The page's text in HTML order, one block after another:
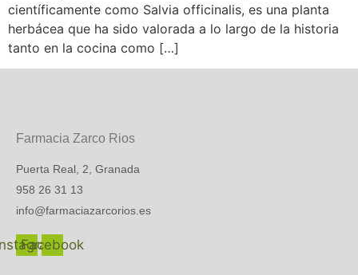
científicamente como Salvia officinalis, es una planta
herbácea que ha sido valorada a lo largo de la historia
tanto en la cocina como […]
Farmacia Zarco Rios
Puerta Real, 2, Granada
958 26 31 13
info@farmaciazarcorios.es
Facebook